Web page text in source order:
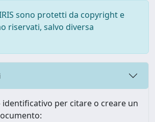
sono protetti da copyright e
riservati, salvo diversa
identificativo per citare o creare un